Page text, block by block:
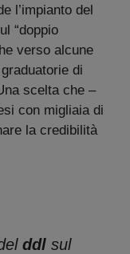
l’impianto del
“doppio
verso alcune
di
scelta che –
con migliaia di
la credibilità
ddl sul